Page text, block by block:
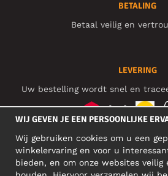
BETALING
Betaal veilig en
LEVERING
Uw bestelling wordt snel en
SOCIAL MEDIA
WIJ GEVEN JE EEN PERSOONLIJKE
Wij gebruiken cookies om u een
winkelervaring en voor u
bieden, en om onze websites